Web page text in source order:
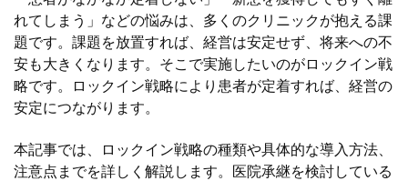
れてしまう」などの悩みは、多くのクリニックが抱える課
題です。課題を放置すれば、経営は安定せず、将来への不
安も大きくなります。そこで実施したいのがロックイン戦
略です。ロックイン戦略により患者が定着すれば、経営の
安定につながります。
本記事では、ロックイン戦略の種類や具体的な導入方法、
注意点までを詳しく解説します。医院承継を検討している